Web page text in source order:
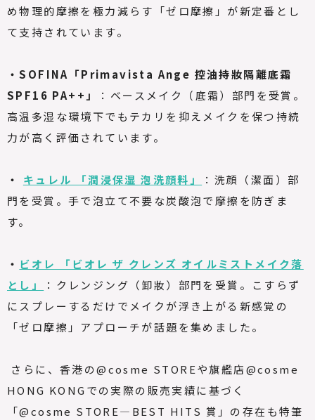
め物理的摩擦を極力減らす「ゼロ摩擦」が新定番とし
て支持されています。
・SOFINA「Primavista Ange 控油持妝隔離底霜
SPF16 PA++」
：ベースメイク（底霜）部門を受賞。
高温多湿な環境下でもテカリを抑えメイクを保つ持続
力が高く評価されています。
・ キュレル 「潤浸保湿 泡洗顔料」
：洗顔（潔面）部
門を受賞。手で泡立て不要な炭酸泡で摩擦を防ぎま
す。
・ ビオレ 「ビオレ ザ クレンズ オイルミストメイク落
とし」
：クレンジング（卸妝）部門を受賞。こすらず
にスプレーするだけでメイクが浮き上がる新感覚の
「ゼロ摩擦」アプローチが話題を集めました。
さらに、香港の@cosme STOREや旗艦店@cosme
HONG KONGでの実際の販売実績に基づく
「@cosme STORE—BEST HITS 賞」の存在も特筆